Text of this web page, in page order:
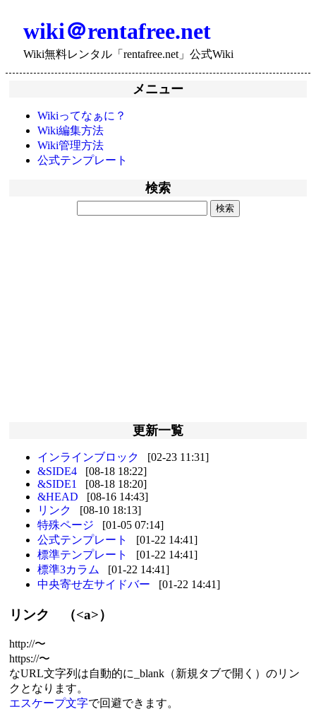
wiki＠rentafree.net
Wiki無料レンタル「rentafree.net」公式Wiki
メニュー
Wikiってなぁに？
Wiki編集方法
Wiki管理方法
公式テンプレート
検索
更新一覧
インラインブロック
[02-23 11:31]
&SIDE4 [08-18 18:22]
&SIDE1
[08-18 18:20]
&HEAD [08-16 14:43]
リンク
[08-10 18:13]
特殊ページ [01-05 07:14]
公式テンプレート
[01-22 14:41]
標準テンプレート
[01-22 14:41]
標準3カラム
[01-22 14:41]
中央寄せ左サイドバー [01-22 14:41]
リンク （<a>）
http://〜
https://〜
なURL文字列は自動的に_blank（新規タブで開く）のリン
クとなります。
エスケープ文字で回避できます。